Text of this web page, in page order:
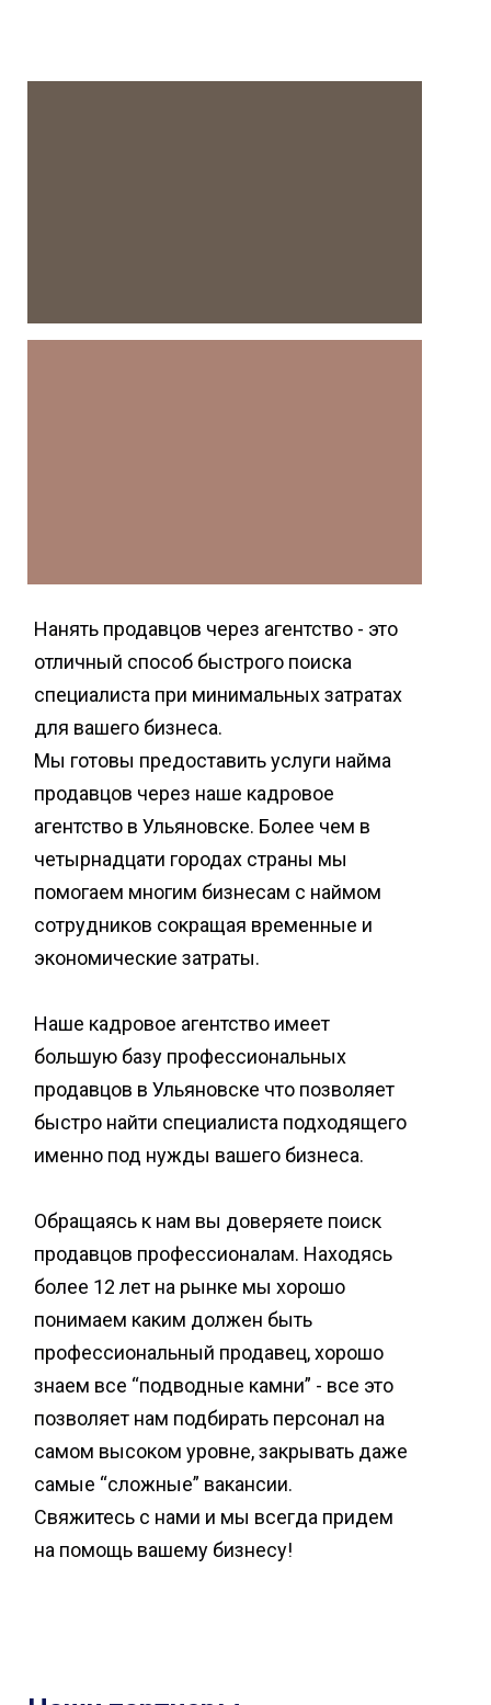
Нанять продавцов через агентство - это
отличный способ быстрого поиска
специалиста при минимальных затратах
для вашего бизнеса.
Мы готовы предоставить услуги найма
продавцов через наше кадровое
агентство в Ульяновске. Более чем в
четырнадцати городах страны мы
помогаем многим бизнесам с наймом
сотрудников сокращая временные и
экономические затраты.
Наше кадровое агентство имеет
большую базу профессиональных
продавцов в Ульяновске что позволяет
быстро найти специалиста подходящего
именно под нужды вашего бизнеса.
Обращаясь к нам вы доверяете поиск
продавцов профессионалам. Находясь
более 12 лет на рынке мы хорошо
понимаем каким должен быть
профессиональный продавец, хорошо
знаем все “подводные камни” - все это
позволяет нам подбирать персонал на
самом высоком уровне, закрывать даже
самые “сложные” вакансии.
Свяжитесь с нами и мы всегда придем
на помощь вашему бизнесу!